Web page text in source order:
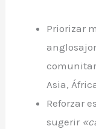
Priorizar
Asia,
Reforzar
sugerir